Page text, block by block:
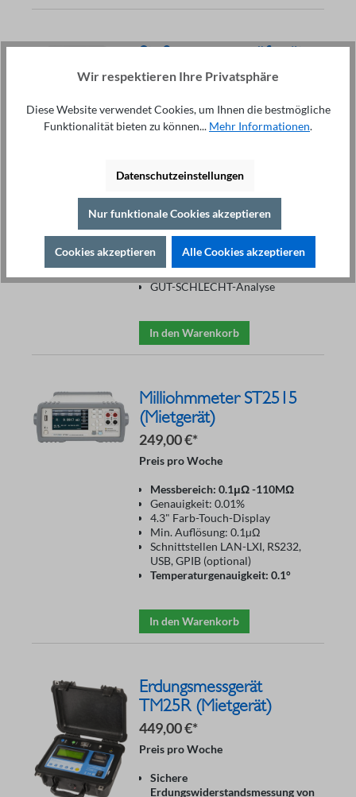
Stoßspannungsprüfgerät
ST2883S8-5 (Mietgerät)
Preis pro Woche
Impuls
Kanäle: 8
Fläche, Differenzfläche, Korona,
Differenzphase
LAN, USB, USB Host, RS232,
Handler
GUT-SCHLECHT-Analyse
In den Warenkorb
Milliohmmeter ST2515
(Mietgerät)
249,00 €*
Preis pro Woche
Messbereich: 0.1μΩ -110MΩ
Genauigkeit: 0.01%
4.3" Farb-Touch-Display
Min. Auflösung: 0.1µΩ
Schnittstellen LAN-LXI, RS232,
USB, GPIB (optional)
Temperaturgenauigkeit: 0.1°
In den Warenkorb
Erdungsmessgerät
TM25R (Mietgerät)
449,00 €*
Preis pro Woche
Sichere
Erdungswiderstandsmessung von
Wir respektieren Ihre Privatsphäre
Diese Website verwendet Cookies, um Ihnen die bestmögliche
Funktionalität bieten zu können... Mehr Informationen.
Datenschutzeinstellungen
Nur funktionale Cookies akzeptieren
Cookies akzeptieren Alle Cookies akzeptieren